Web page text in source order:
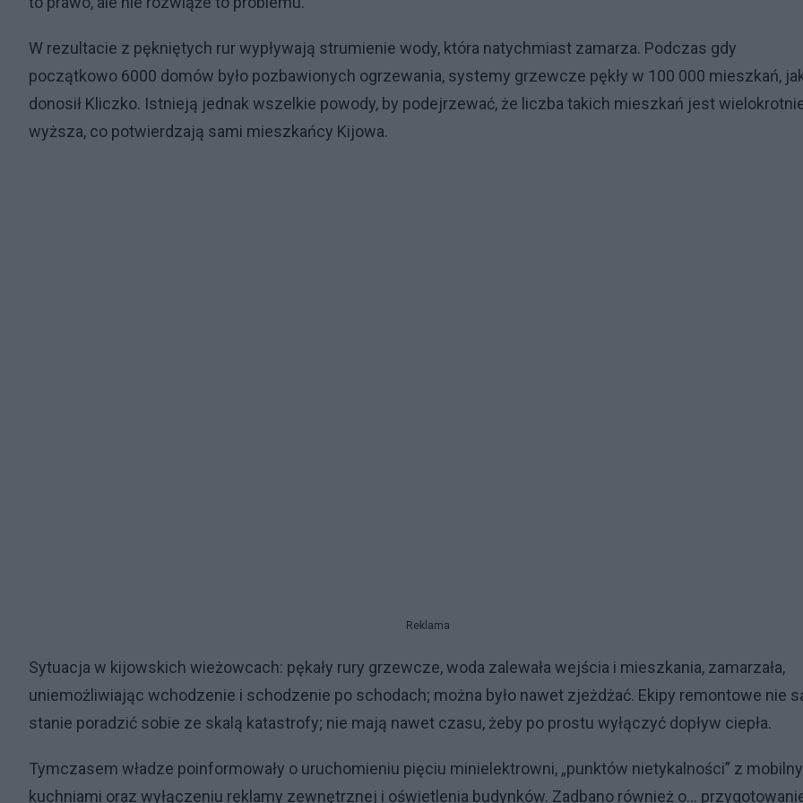
W rezultacie z pękniętych rur wypływają strumienie wody, która natychmiast zamarza. Podczas gdy
początkowo 6000 domów było pozbawionych ogrzewania, systemy grzewcze pękły w 100 000 mieszkań,
donosił Kliczko. Istnieją jednak wszelkie powody, by podejrzewać, że liczba takich mieszkań jest
wyższa, co potwierdzają sami mieszkańcy Kijowa.
Reklama
Sytuacja w kijowskich wieżowcach: pękały rury grzewcze, woda zalewała wejścia i mieszkania, zamarzała,
uniemożliwiając wchodzenie i schodzenie po schodach; można było nawet zjeżdżać. Ekipy remontowe nie
stanie poradzić sobie ze skalą katastrofy; nie mają nawet czasu, żeby po prostu wyłączyć dopływ ciepła.
Tymczasem władze poinformowały o uruchomieniu pięciu minielektrowni, „punktów nietykalności” z
kuchniami oraz wyłączeniu reklamy zewnętrznej i oświetlenia budynków. Zadbano również o…